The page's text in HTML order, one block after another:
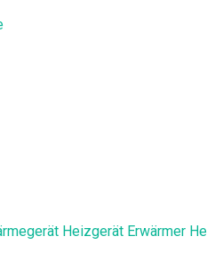
Heizgerät Erwärmer